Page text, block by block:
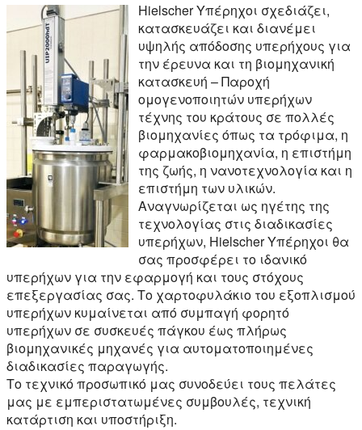
Hielscher Υπέρηχοι σχεδιάζει,
κατασκευάζει και διανέμει
υψηλής απόδοσης υπερήχους για
την έρευνα και τη βιομηχανική
κατασκευή – Παροχή
ομογενοποιητών υπερήχων
τέχνης του κράτους σε πολλές
βιομηχανίες όπως τα τρόφιμα, η
φαρμακοβιομηχανία, η επιστήμη
της ζωής, η νανοτεχνολογία και η
επιστήμη των υλικών.
Αναγνωρίζεται ως ηγέτης της
τεχνολογίας στις διαδικασίες
υπερήχων, Hielscher Υπέρηχοι θα
σας προσφέρει το ιδανικό
υπερήχων για την εφαρμογή και τους στόχους
επεξεργασίας σας. Το χαρτοφυλάκιο του εξοπλισμού
υπερήχων κυμαίνεται από συμπαγή φορητό
υπερήχων σε συσκευές πάγκου έως πλήρως
βιομηχανικές μηχανές για αυτοματοποιημένες
διαδικασίες παραγωγής.
Το τεχνικό προσωπικό μας συνοδεύει τους πελάτες
μας με εμπεριστατωμένες συμβουλές, τεχνική
κατάρτιση και υποστήριξη.